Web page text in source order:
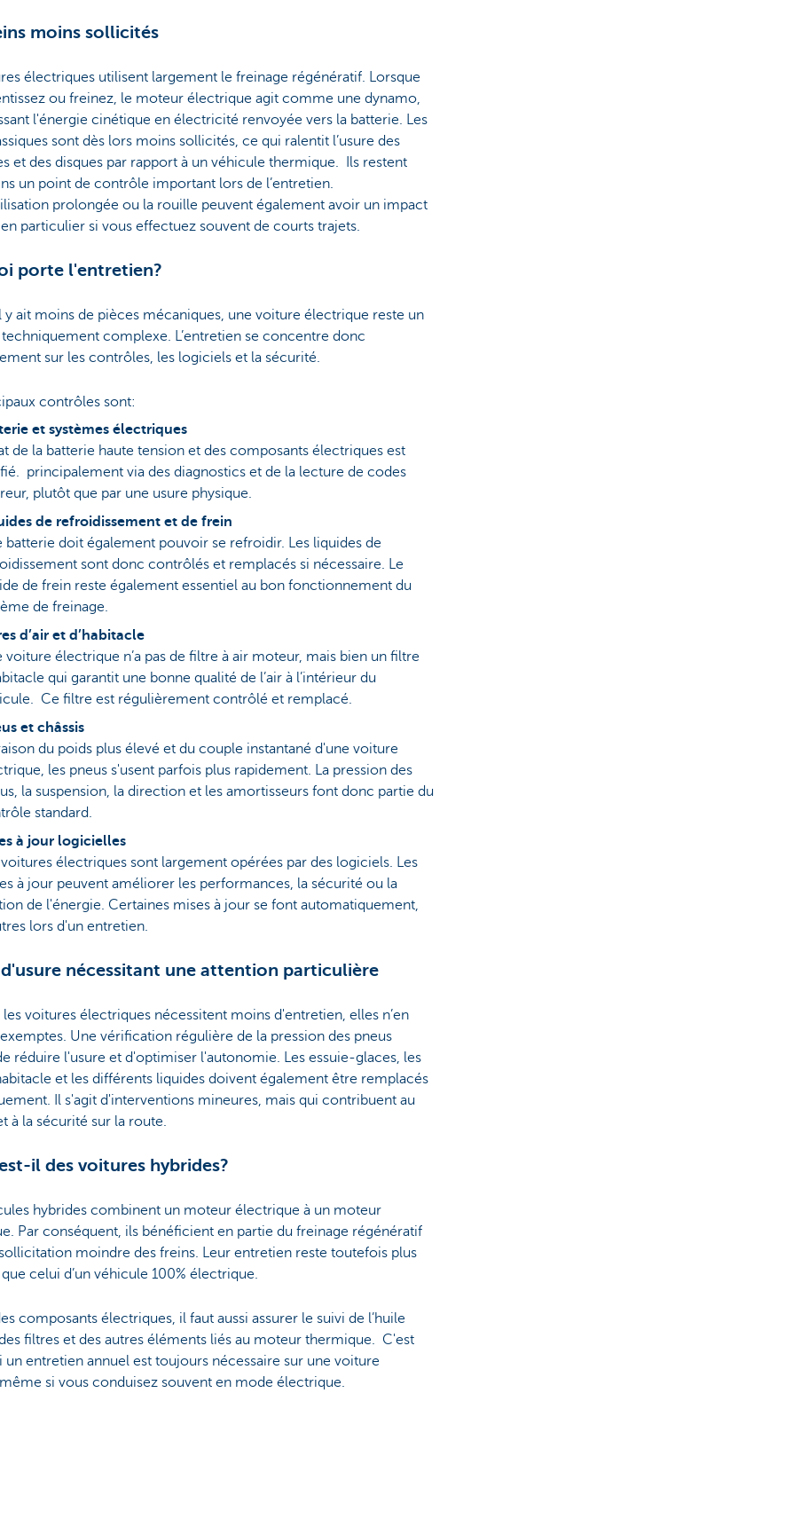
moins sollicités
électriques utilisent largement le freinage régénératif. Lorsque
ou freinez, le moteur électrique agit comme une dynamo,
l'énergie cinétique en électricité renvoyée vers la batterie. Les
sont dès lors moins sollicités, ce qui ralentit l’usure des
et des disques par rapport à un véhicule thermique. Ils restent
un point de contrôle important lors de l’entretien.
prolongée ou la rouille peuvent également avoir un impact
particulier si vous effectuez souvent de courts trajets.
porte l'entretien?
y ait moins de pièces mécaniques, une voiture électrique reste un
complexe. L’entretien se concentre donc
sur les contrôles, les logiciels et la sécurité.
contrôles sont:
et systèmes électriques
de la batterie haute tension et des composants électriques est
principalement via des diagnostics et de la lecture de codes
plutôt que par une usure physique.
de refroidissement et de frein
batterie doit également pouvoir se refroidir. Les liquides de
sont donc contrôlés et remplacés si nécessaire. Le
de frein reste également essentiel au bon fonctionnement du
de freinage.
d’air et d’habitacle
voiture électrique n’a pas de filtre à air moteur, mais bien un filtre
qui garantit une bonne qualité de l’air à l’intérieur du
Ce filtre est régulièrement contrôlé et remplacé.
et châssis
du poids plus élevé et du couple instantané d'une voiture
les pneus s'usent parfois plus rapidement. La pression des
la suspension, la direction et les amortisseurs font donc partie du
standard.
à jour logicielles
voitures électriques sont largement opérées par des logiciels. Les
à jour peuvent améliorer les performances, la sécurité ou la
de l'énergie. Certaines mises à jour se font automatiquement,
lors d'un entretien.
nécessitant une attention particulière
les voitures électriques nécessitent moins d'entretien, elles n’en
Une vérification régulière de la pression des pneus
réduire l'usure et d'optimiser l'autonomie. Les essuie-glaces, les
et les différents liquides doivent également être remplacés
Il s'agit d'interventions mineures, mais qui contribuent au
à la sécurité sur la route.
il des voitures hybrides?
hybrides combinent un moteur électrique à un moteur
Par conséquent, ils bénéficient en partie du freinage régénératif
sollicitation moindre des freins. Leur entretien reste toutefois plus
celui d’un véhicule 100% électrique.
composants électriques, il faut aussi assurer le suivi de l’huile
filtres et des autres éléments liés au moteur thermique. C'est
un entretien annuel est toujours nécessaire sur une voiture
si vous conduisez souvent en mode électrique.